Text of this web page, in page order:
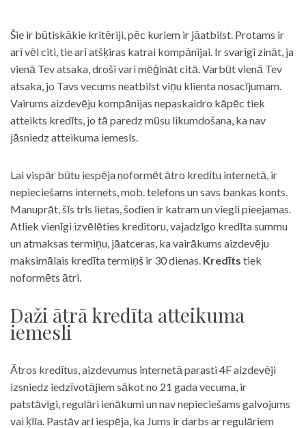
Šie ir būtiskākie kritēriji, pēc kuriem ir jāatbilst. Protams ir
arī vēl citi, tie arī atšķiras katrai kompānijai. Ir svarīgi zināt, ja
vienā Tev atsaka, droši vari mēģināt citā. Varbūt vienā Tev
atsaka, jo Tavs vecums neatbilst viņu klienta nosacījumam.
Vairums aizdevēju kompānijas nepaskaidro kāpēc tiek
atteikts kredīts, jo tā paredz mūsu likumdošana, ka nav
jāsniedz atteikuma iemesls.
Lai vispār būtu iespēja noformēt ātro kredītu internetā, ir
nepieciešams internets, mob. telefons un savs bankas konts.
Manuprāt, šīs trīs lietas, šodien ir katram un viegli pieejamas.
Atliek vienīgi izvēlēties kreditoru, vajadzīgo kredīta summu
un atmaksas termiņu, jāatceras, ka vairākums aizdevēju
maksimālais kredīta termiņš ir 30 dienas. Kredīts tiek
noformēts ātri.
Daži ātrā kredīta atteikuma
iemesli
Ātros kredītus, aizdevumus internetā parasti 4F aizdevēji
izsniedz iedzīvotājiem sākot no 21 gada vecuma, ir
patstāvīgi, regulāri ienākumi un nav nepieciešams galvojums
vai ķīla. Pastāv arī iespēja, ka Jums ir darbs ar regulāriem